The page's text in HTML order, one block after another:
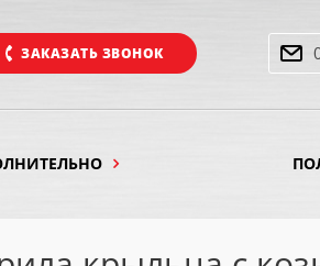
ЗАКАЗАТЬ ЗВОНОК